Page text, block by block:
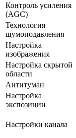
Контроль усиления
(AGC)
Технология
шумоподавления
Настройка
изображения
Настройка скрытой
области
Антитуман
Настройка
экспозиции
Настройки канала